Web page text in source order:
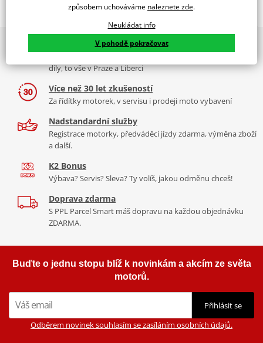
Jsme autorizovaný
dealer značky RDMOTO
Padací rámy RDMOTO nabízí maximální ochranu Vašeho
motocyklu.
Vyráběné z kvalitního materiálu.
"Testováno zákazníky"
Cena za pár včetně montážní sady.
Montážní list
2x multibrand showroom
díly, to vše v Praze a Liberci
Více než 30 let zkušeností
Za řídítky motorek, v servisu i prodeji moto vybavení
Nadstandardní služby
Registrace motorky, předváděcí jízdy zdarma, výměna zboží
a další.
K2 Bonus
Výbava? Servis? Sleva? Ty volíš, jakou odměnu chceš!
Doprava zdarma
S PPL Parcel Smart máš dopravu na každou objednávku
ZDARMA.
Buďte o jednu stopu blíž k novinkám a akcím ze světa
motorů.
Přihlásit se
Odběrem novinek souhlasím se zasíláním osobních údajů.
způsobem uchováváme naleznete zde.
Neukládat info
V pohodě pokračovat